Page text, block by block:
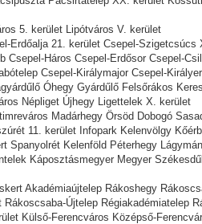
5. kerület Lipótváros V. kerület
Erdőalja 21. kerület Csepel-Szigetcsúcs
Csepel-Háros Csepel-Erdősor Csepel-
Csepel-Királymajor Csepel-
Óhegy Gyárdűlő Felsőrákos
Népliget Újhegy Ligettelek X. kerület
Madárhegy Örsöd Dobogó
11. kerület Infopark Kelenvölgy
Spanyolrét Kelenföld Péterhegy
Káposztásmegyer Megyer
Akadémiaújtelep Rákoshegy
Újtelep Régiakadémiatelep
Külső-Ferencváros Középső-